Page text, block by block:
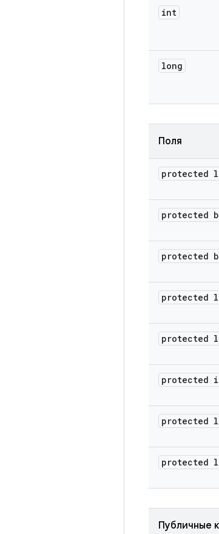
int
long
Поля
protected
protected
protected
protected
protected
protected
protected
protected
Публичные